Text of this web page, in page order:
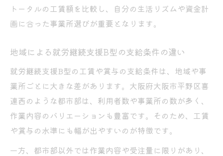
A型とB型の収入差を実践的に比較する
就労継続支援B型とA型の工賃・賃金の違い
最低賃金や賞与の有無による比較ポイント
A型とB型のどちらが生活設計に有利か考察
雇用契約の有無が収入に与える影響と注意
点
生活設計に役立つB型収入の見極め方
トータルの工賃額を比較し、自分の生活リズムや資金計
画に合った事業所選びが重要となります。
地域による就労継続支援B型の支給条件の違い
就労継続支援B型の工賃や賞与の支給条件は、地域や事
業所ごとに大きな差があります。大阪府大阪市平野区喜
連西のような都市部は、利用者数や事業所の数が多く、
作業内容のバリエーションも豊富です。そのため、工賃
や賞与の水準にも幅が出やすいのが特徴です。
一方、都市部以外では作業内容や受注量に限りがあり、